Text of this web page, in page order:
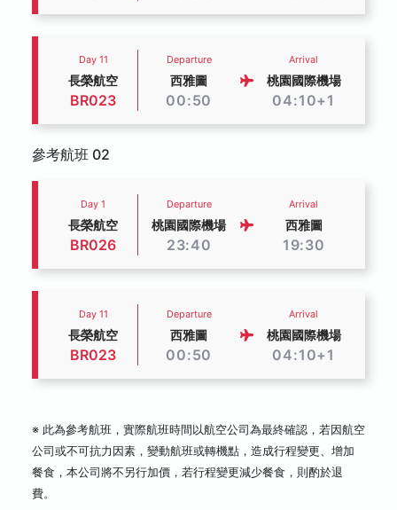
Day 11
長榮航空
BR023
Departure
西雅圖
00:50
Arrival
桃園國際機場
04:10+1
參考航班 02
Day 1
長榮航空
BR026
Departure
桃園國際機場
23:40
Arrival
西雅圖
19:30
Day 11
長榮航空
BR023
Departure
西雅圖
00:50
Arrival
桃園國際機場
04:10+1
※ 此為參考航班，實際航班時間以航空公司為最終確認，若因航空
公司或不可抗力因素，變動航班或轉機點，造成行程變更、增加
餐食，本公司將不另行加價，若行程變更減少餐食，則酌於退
費。